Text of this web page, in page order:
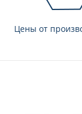
Цены от